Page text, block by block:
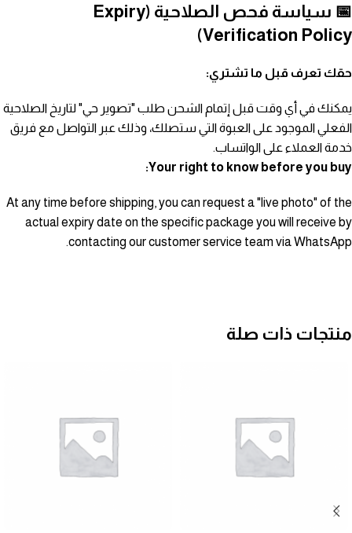
📅 سياسة فحص الصلاحية (Expiry
Verification Policy)
حقك تعرف قبل ما تشتري:
يمكنك في أي وقت قبل إتمام الشحن طلب "تصوير حي" لتاريخ الصلاحية
الفعلي الموجود على العبوة التي ستصلك، وذلك عبر التواصل مع فريق
خدمة العملاء على الواتساب.
Your right to know before you buy:
At any time before shipping, you can request a "live photo" of the
actual expiry date on the specific package you will receive by
contacting our customer service team via WhatsApp.
منتجات ذات صلة